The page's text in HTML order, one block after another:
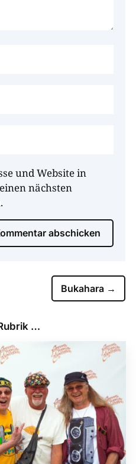
und Website in
nächsten
abschicken
Bukahara →
…